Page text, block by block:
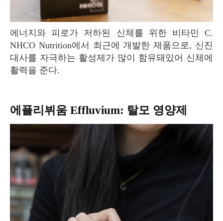
에너지와 피로가 저하된 신체를 위한 비타민 C.
NHCO Nutrition에서 최근에 개발한 제품으로, 신진
대사를 자극하는 활성제가 많이 함유돼있어 신체에
활력을 준다.
에플리뷔움 Effluvium: 탈모 영양제